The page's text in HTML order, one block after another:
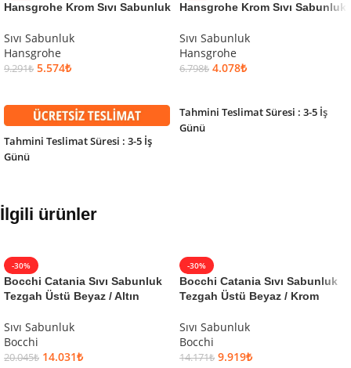
Hansgrohe Krom Sıvı Sabunluk
Sıvı Sabunluk
Hansgrohe
9.291₺ 5.574₺
Tahmini Teslimat Süresi : 3-5 İş
Günü
Hansgrohe Krom Sıvı Sabunluk
Sıvı Sabunluk
Hansgrohe
6.798₺ 4.078₺
Tahmini Teslimat Süresi : 3-5 İş
Günü
İlgili ürünler
-30%
Bocchi Catania Sıvı Sabunluk
Tezgah Üstü Beyaz / Altın
Sıvı Sabunluk
Bocchi
20.045₺ 14.031₺
-30%
Bocchi Catania Sıvı Sabunluk
Tezgah Üstü Beyaz / Krom
Sıvı Sabunluk
Bocchi
14.171₺ 9.919₺